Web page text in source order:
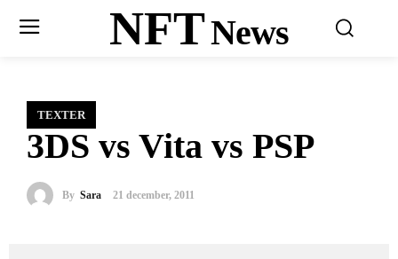
NFTNews
TEXTER
3DS vs Vita vs PSP
By Sara 21 december, 2011